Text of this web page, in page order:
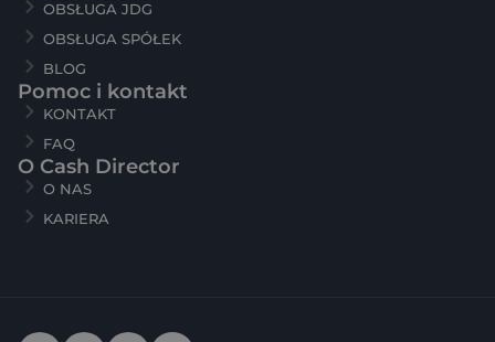
OBSŁUGA JDG
OBSŁUGA SPÓŁEK
BLOG
Pomoc i kontakt
KONTAKT
FAQ
O Cash Director
O NAS
KARIERA